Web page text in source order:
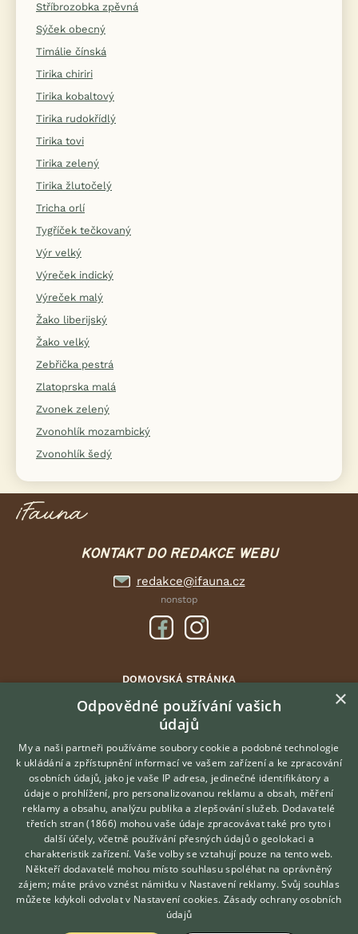
Stříbrozobka zpěvná
Sýček obecný
Timálie čínská
Tirika chiriri
Tirika kobaltový
Tirika rudokřídlý
Tirika tovi
Tirika zelený
Tirika žlutočelý
Tricha orlí
Tygříček tečkovaný
Výr velký
Výreček indický
Výreček malý
Žako liberijský
Žako velký
Zebřička pestrá
Zlatoprska malá
Zvonek zelený
Zvonohlík mozambický
Zvonohlík šedý
KONTAKT DO REDAKCE WEBU
redakce@ifauna.cz
nonstop
DOMOVSKÁ STRÁNKA
INZERCE
DISKUSE
ČLÁNKY
ATLAS
O nás
Kontakt
Možnosti zvýraznění inzerátů
Podmínky užití
Zpracování osobních údajů
Přihlášení
Hledáte zvířecího kamaráda?
Zdarma vám poradí
VETERINÁŘ ONLINE
KONZULTOVAT S
VETERINÁŘEM
×
Odpovědné používání vašich
údajů
My a naši partneři používáme soubory cookie a podobné technologie
k ukládání a zpřístupnění informací ve vašem zařízení a ke zpracování
osobních údajů, jako je vaše IP adresa, jedinečné identifikátory a
údaje o prohlížení, pro personalizovanou reklamu a obsah, měření
reklamy a obsahu, analýzu publika a zlepšování služeb. Dodavatelé
třetích stran (1866) mohou vaše údaje zpracovávat také pro tyto i
další účely, včetně používání přesných údajů o geolokaci a
charakteristik zařízení. Vaše volby se vztahují pouze na tento web.
Někteří dodavatelé mohou místo souhlasu spoléhat na oprávněný
zájem; máte právo vznést námitku v Nastavení reklamy. Svůj souhlas
můžete kdykoli odvolat v Nastavení cookies. Zásady ochrany osobních
údajů